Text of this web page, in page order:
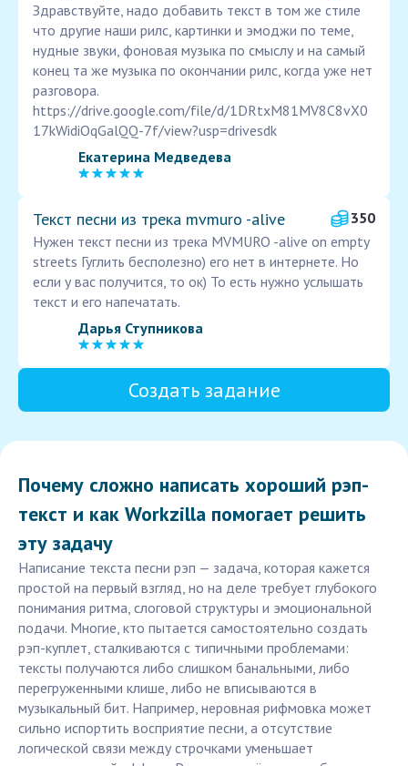
Здравствуйте, надо добавить текст в том же стиле
что другие наши рилс, картинки и эмоджи по теме,
нудные звуки, фоновая музыка по смыслу и на самый
конец та же музыка по окончании рилс, когда уже нет
разговора.
https://drive.google.com/file/d/1DRtxM81MV8C8vX0
17kWidiOqGalQQ-7f/view?usp=drivesdk
Екатерина Медведева
Текст песни из трека mvmuro -alive
350
Нужен текст песни из трека MVMURO -alive on empty
streets Гуглить бесполезно) его нет в интернете. Но
если у вас получится, то ок) То есть нужно услышать
текст и его напечатать.
Дарья Ступникова
Создать задание
Почему сложно написать хороший рэп-
текст и как Workzilla помогает решить
эту задачу
Написание текста песни рэп — задача, которая кажется
простой на первый взгляд, но на деле требует глубокого
понимания ритма, слоговой структуры и эмоциональной
подачи. Многие, кто пытается самостоятельно создать
рэп-куплет, сталкиваются с типичными проблемами:
тексты получаются либо слишком банальными, либо
перегруженными клише, либо не вписываются в
музыкальный бит. Например, неровная рифмовка может
сильно испортить восприятие песни, а отсутствие
логической связи между строчками уменьшает